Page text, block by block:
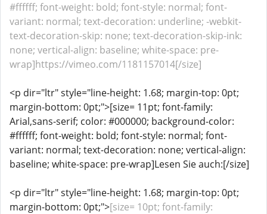
#ffffff; font-weight: bold; font-style: normal; font-
variant: normal; text-decoration: underline; -webkit-
text-decoration-skip: none; text-decoration-skip-ink:
none; vertical-align: baseline; white-space: pre-
wrap]https://vimeo.com/1181157014[/size]
<p dir="ltr" style="line-height: 1.68; margin-top: 0pt;
margin-bottom: 0pt;">[size= 11pt; font-family:
Arial,sans-serif; color: #000000; background-color:
#ffffff; font-weight: bold; font-style: normal; font-
variant: normal; text-decoration: none; vertical-align:
baseline; white-space: pre-wrap]Lesen Sie auch:[/size]
<p dir="ltr" style="line-height: 1.68; margin-top: 0pt;
margin-bottom: 0pt;">[size= 10pt; font-family: